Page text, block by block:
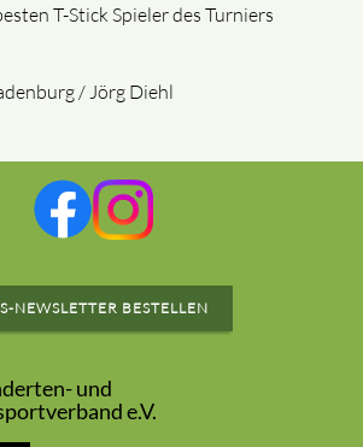
T-Stick Spieler des Turniers
/ Jörg Diehl
NEWSLETTER BESTELLEN
und
e.V.